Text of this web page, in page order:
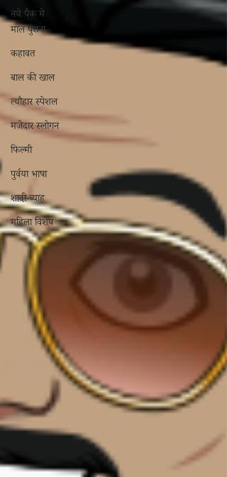
नये पैक मे
माल पुराना
कहावत
बाल की खाल
त्यौहार स्पेशल
मजेदार स्लोगन
फिल्मी
पुर्वया भाषा
शादी-ब्याह
महिला विशेष